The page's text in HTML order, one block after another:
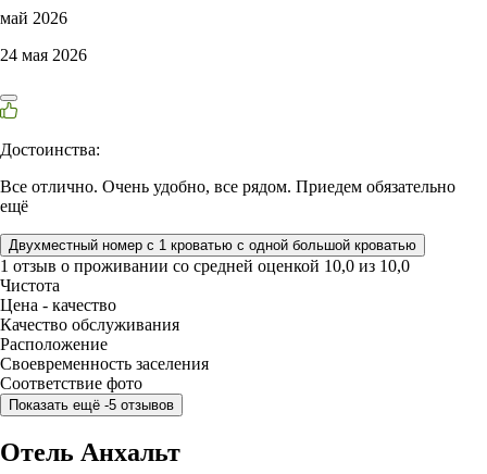
май 2026
24 мая 2026
Достоинства:
Все отлично. Очень удобно, все рядом. Приедем обязательно
ещё
Двухместный номер с 1 кроватью с одной большой кроватью
1 отзыв о проживании со средней оценкой 10,0 из 10,0
Чистота
Цена - качество
Качество обслуживания
Расположение
Своевременность заселения
Соответствие фото
Показать ещё -5 отзывов
Отель Анхальт